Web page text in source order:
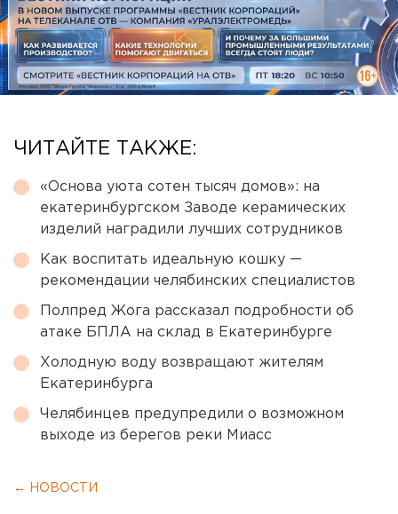
ЧИТАЙТЕ ТАКЖЕ:
«Основа уюта сотен тысяч домов»: на
екатеринбургском Заводе керамических
изделий наградили лучших сотрудников
Как воспитать идеальную кошку —
рекомендации челябинских специалистов
Полпред Жога рассказал подробности об
атаке БПЛА на склад в Екатеринбурге
Холодную воду возвращают жителям
Екатеринбурга
Челябинцев предупредили о возможном
выходе из берегов реки Миасс
← НОВОСТИ